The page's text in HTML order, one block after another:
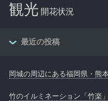
観光 開花状況
最近の投稿
岡城の周辺にある福岡県・熊
竹のイルミネーション「竹楽